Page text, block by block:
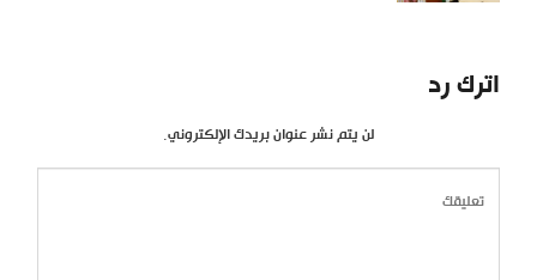
اترك رد
لن يتم نشر عنوان بريدك الإلكتروني.